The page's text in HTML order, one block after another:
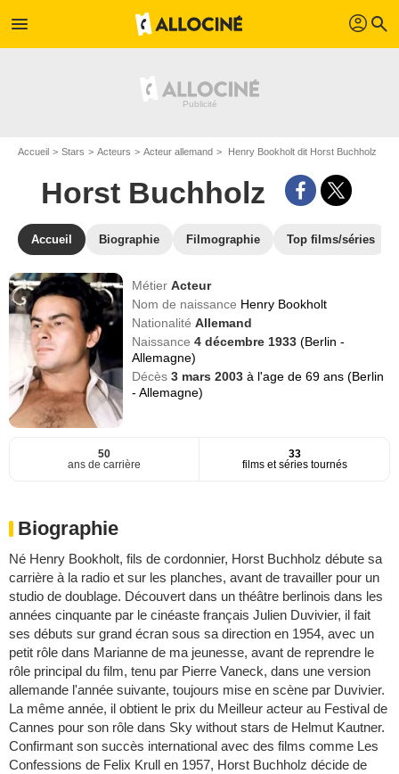
menu profil search
Accueil Stars Acteurs Acteur allemand Henry Bookholt dit Horst Buchholz
Horst Buchholz
Accueil Biographie Filmographie Top films/séries
MétierActeur
Nom de naissance Henry Bookholt
NationalitéAllemand
Naissance4 décembre 1933(Berlin -
Allemagne)
Décès3 mars 2003à l'age de 69 ans (Berlin
- Allemagne)
50
ans de carrière
33
films et séries tournés
Biographie
Né Henry Bookholt, fils de cordonnier, Horst Buchholz débute sa
carrière à la radio et sur les planches, avant de travailler pour un
studio de doublage. Découvert dans un théâtre berlinois dans les
années cinquante par le cinéaste français Julien Duvivier, il fait
ses débuts sur grand écran sous sa direction en 1954, avec un
petit rôle dans Marianne de ma jeunesse, avant de reprendre le
rôle principal du film, tenu par Pierre Vaneck, dans une version
allemande l'année suivante, toujours mise en scène par Duvivier.
La même année, il obtient le prix du Meilleur acteur au Festival de
Cannes pour son rôle dans Sky without stars de Helmut Kautner.
Confirmant son succès international avec des films comme Les
Confessions de Felix Krull en 1957, Horst Buchholz décide de